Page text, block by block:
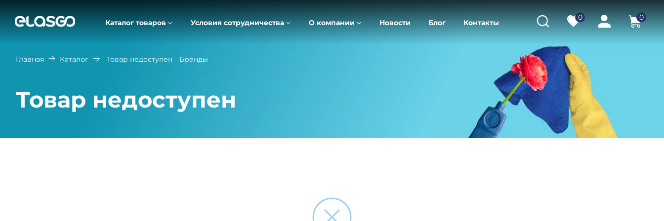
Каталог товаров Условия сотрудничества О компании Новости Блог Контакты
0 0
Главная Каталог Товар недоступен Бренды
Товар недоступен